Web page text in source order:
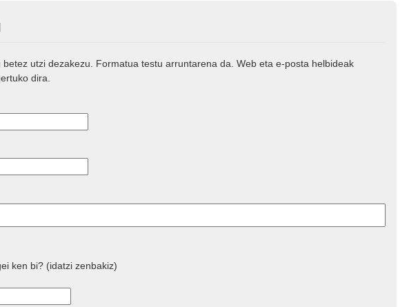
utzi dezakezu. Formatua testu arruntarena da. Web eta e-posta helbideak
dira.
ken bi? (idatzi zenbakiz)